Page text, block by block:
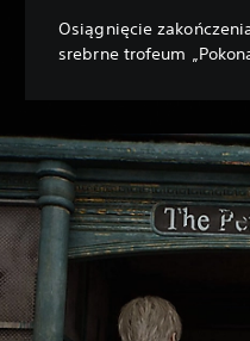
Osiągnięcie
srebrne trofeum